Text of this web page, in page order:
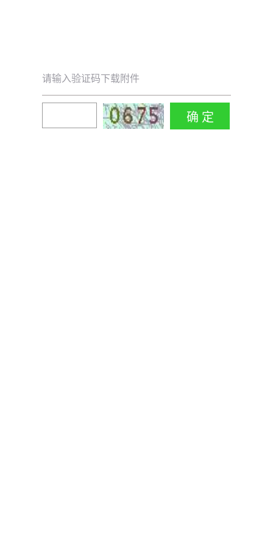
请输入验证码下载附件